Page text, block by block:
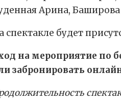
Арина,
спектакле будет
на мероприятие по
забронировать